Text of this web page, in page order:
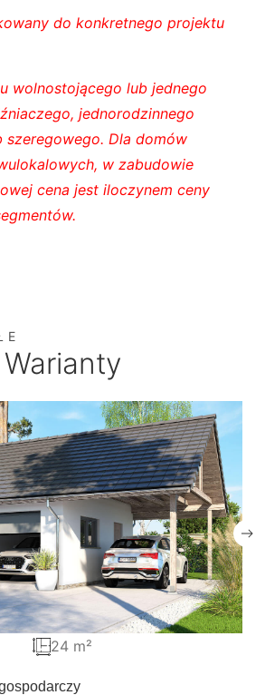
do konkretnego projektu
wolnostojącego lub jednego
jednorodzinnego
szeregowego. Dla domów
w zabudowie
cena jest iloczynem ceny
Warianty
24 m²